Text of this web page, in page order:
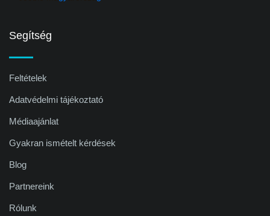
Segítség
Feltételek
Adatvédelmi tájékoztató
Médiaajánlat
Gyakran ismételt kérdések
Blog
Partnereink
Rólunk